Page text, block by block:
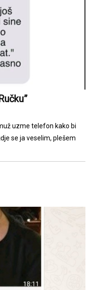
uzme telefon kako bi
se ja veselim, plešem